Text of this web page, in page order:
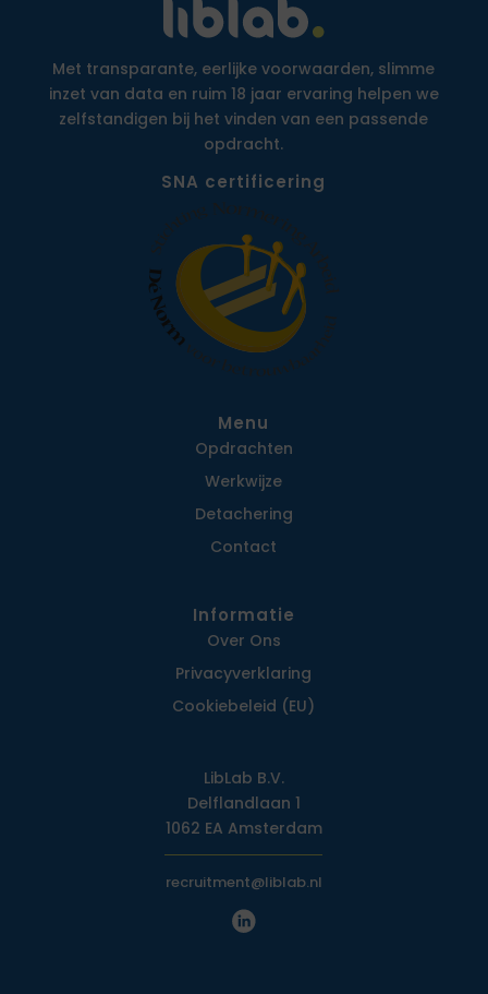
Met transparante, eerlijke voorwaarden, slimme
inzet van data en ruim 18 jaar ervaring helpen we
zelfstandigen bij het vinden van een passende
opdracht.
SNA certificering
Menu
Opdrachten
Werkwijze
Detachering
Contact
Informatie
Over Ons
Privacy­verklaring
Cookiebeleid (EU)
LibLab B.V.
Delflandlaan 1
1062 EA Amsterdam
recruitment@liblab.nl